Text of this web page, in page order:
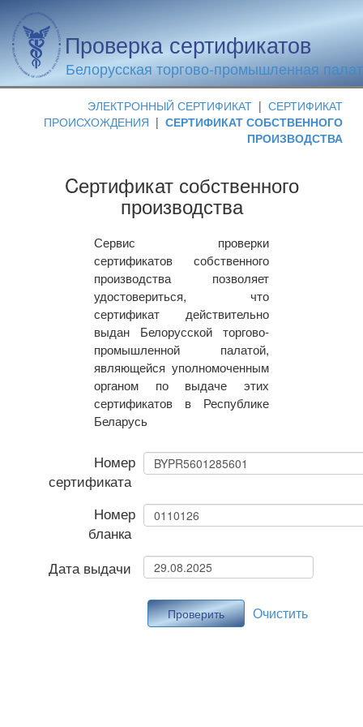
Проверка сертификатов
Белорусская торгово-промышленная
ЭЛЕКТРОННЫЙ СЕРТИФИКАТ | СЕРТИФИКАТ
ПРОИСХОЖДЕНИЯ | СЕРТИФИКАТ СОБСТВЕННОГО
ПРОИЗВОДСТВА
Cертификат собственного
производства
Сервис проверки
сертификатов собственного
производства позволяет
удостовериться, что
сертификат действительно
выдан Белорусской торгово-
промышленной палатой,
являющейся уполномоченным
органом по выдаче этих
сертификатов в Республике
Беларусь
Номер
сертификата
Номер
бланка
Дата выдачи
Проверить Очистить